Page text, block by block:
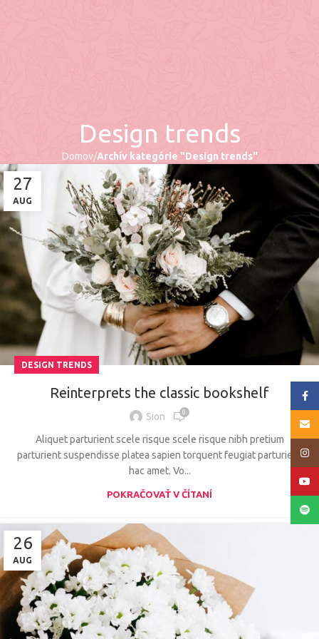
Design trends
Domov Archív kategórie "Design trends"
27
AUG
DESIGN TRENDS
Reinterprets the classic bookshelf
Sion 0
Aliquet parturient scele risque scele risque nibh pretium
parturient suspendisse platea sapien torquent feugiat parturient
hac amet. Vo...
POKRAČOVAŤ V ČÍTANÍ
26
AUG
E-